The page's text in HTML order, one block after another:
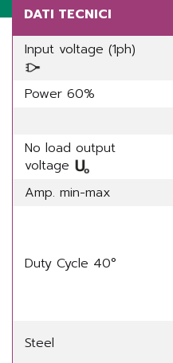
DATI TECNICI
Input voltage (1ph)
Power 60%
No load output
voltage
Amp. min-max
Duty Cycle 40°
Steel